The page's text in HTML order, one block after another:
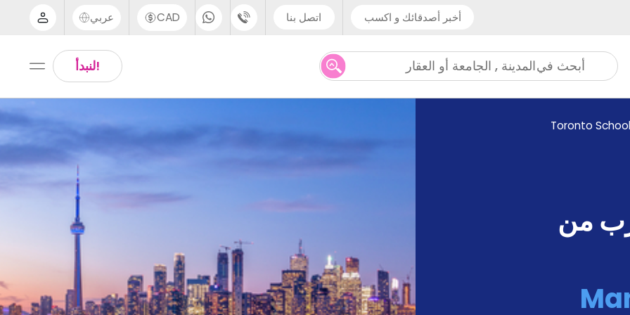
أخبر أصدقائك و اكسب اتصل بنا
UK - +44 (0) 20 3871 8666
US - +1 (646) 718 6172
CAD عربي
Arabic
Thai
!لنبدأ أبحث فيالمدينة , الجامعة أو العقار
Toronto
من